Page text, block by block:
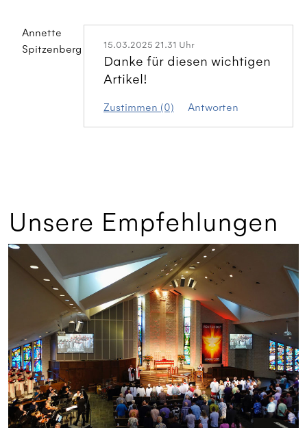
Annette
Spitzenberg
15.03.2025 21.31 Uhr
Danke für diesen wichtigen
Artikel!
Zustimmen (0) Antworten
Unsere Empfehlungen